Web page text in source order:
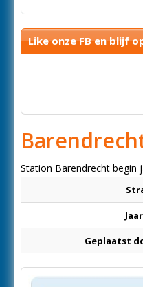
Like onze FB en blijf
Station Barendrecht begin
Geplaatst